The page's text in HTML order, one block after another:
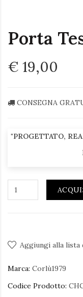
Porta
€ 19,00
CONSEGNA
"PROGETTATO,
Aggiungi alla lista
Marca: Corlù1979
Codice Prodotto: